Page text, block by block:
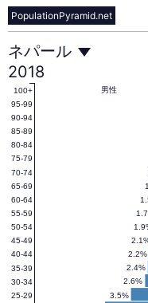
PopulationPyramid.net
ネ
パ
ー
ル
の
人
ネパール
2018
3.5%
2.6%
2.4%
2.2%
男性
25-29
30-34
35-39
40-44
45-49
50-54
55-59
60-64
65-69
70-74
75-79
80-84
85-89
90-94
95-99
100+